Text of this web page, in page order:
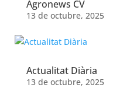
Agronews CV
13 de octubre, 2025
Actualitat Diària
13 de octubre, 2025